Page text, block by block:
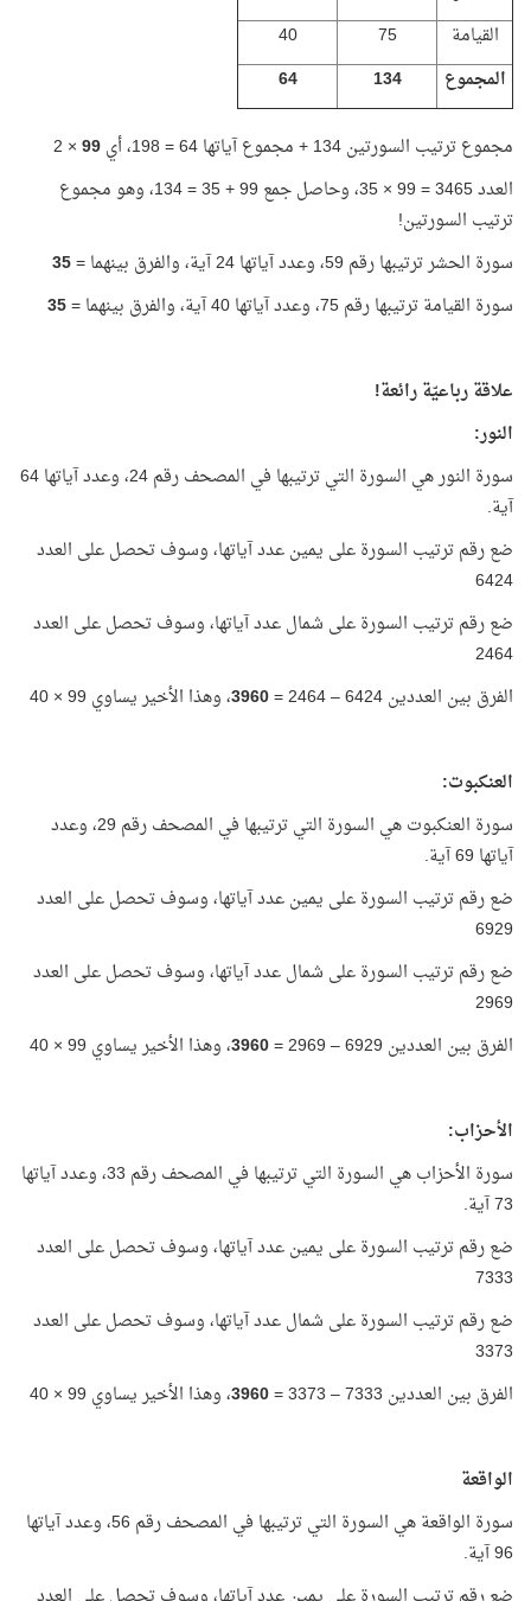
القيامة
75
40
المجموع
134
64
مجموع ترتيب السورتين 134 + مجموع آياتها 64 = 198، أي 99
× 2
العدد 3465 = 99 × 35، وحاصل جمع 99 + 35 = 134، وهو مجموع
ترتيب السورتين!
سورة الحشر ترتيبها رقم 59، وعدد آياتها 24 آية، والفرق بينهما =
35
سورة القيامة ترتيبها رقم 75، وعدد آياتها 40 آية، والفرق بينهما =
35
علاقة رباعيّة رائعة!
النور:
سورة النور هي السورة التي ترتيبها في المصحف رقم 24، وعدد آياتها 64
آية.
ضع رقم ترتيب السورة على يمين عدد آياتها، وسوف تحصل على العدد
6424
ضع رقم ترتيب السورة على شمال عدد آياتها، وسوف تحصل على العدد
2464
الفرق بين العددين 6424 – 2464 =
3960، وهذا الأخير يساوي 99 × 40
العنكبوت:
سورة العنكبوت هي السورة التي ترتيبها في المصحف رقم 29، وعدد
آياتها 69 آية.
ضع رقم ترتيب السورة على يمين عدد آياتها، وسوف تحصل على العدد
6929
ضع رقم ترتيب السورة على شمال عدد آياتها، وسوف تحصل على العدد
2969
الفرق بين العددين 6929 – 2969 =
3960، وهذا الأخير يساوي 99 × 40
الأحزاب:
سورة الأحزاب هي السورة التي ترتيبها في المصحف رقم 33، وعدد آياتها
73 آية.
ضع رقم ترتيب السورة على يمين عدد آياتها، وسوف تحصل على العدد
7333
ضع رقم ترتيب السورة على شمال عدد آياتها، وسوف تحصل على العدد
3373
الفرق بين العددين 7333 – 3373 =
3960، وهذا الأخير يساوي 99 × 40
الواقعة
سورة الواقعة هي السورة التي ترتيبها في المصحف رقم 56، وعدد آياتها
96 آية.